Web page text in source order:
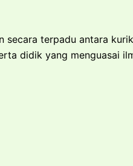
terpadu antara
didik yang menguasai